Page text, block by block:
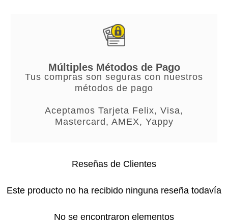
Múltiples Métodos de Pago
Tus compras son seguras con nuestros
métodos de pago
Aceptamos Tarjeta Felix, Visa,
Mastercard, AMEX, Yappy
Reseñas de Clientes
Este producto no ha recibido ninguna reseña todavía
No se encontraron elementos